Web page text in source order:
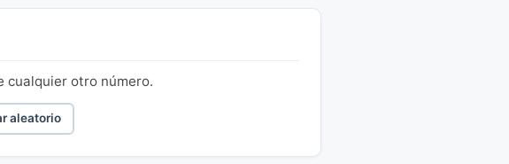
cualquier otro número.
aleatorio